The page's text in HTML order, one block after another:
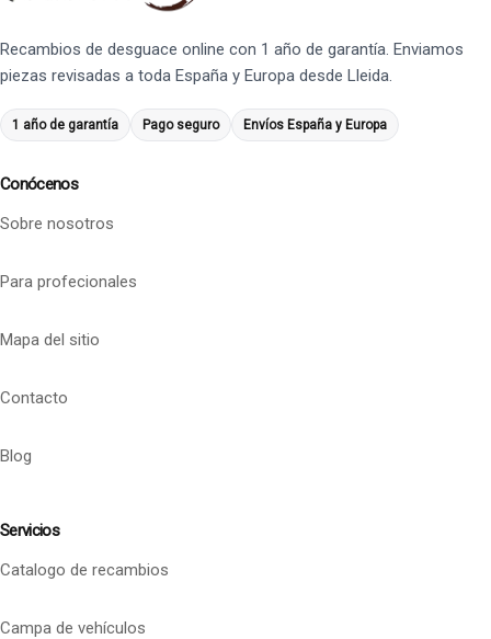
Recambios de desguace online con 1 año de garantía. Enviamos
piezas revisadas a toda España y Europa desde Lleida.
1 año de garantía Pago seguro Envíos España y Europa
Conócenos
Sobre nosotros
Para profecionales
Mapa del sitio
Contacto
Blog
Servicios
Catalogo de recambios
Campa de vehículos